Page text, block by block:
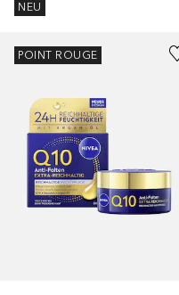
NEU
POINT ROUGE